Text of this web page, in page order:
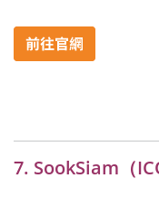
7. SookSiam（